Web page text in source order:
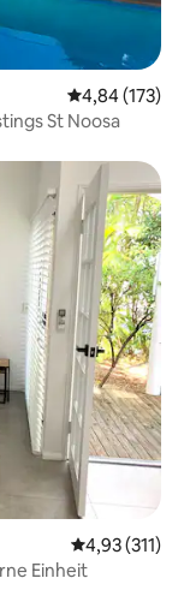
4,84 (173)
St Noosa
4,93 (311)
Einheit